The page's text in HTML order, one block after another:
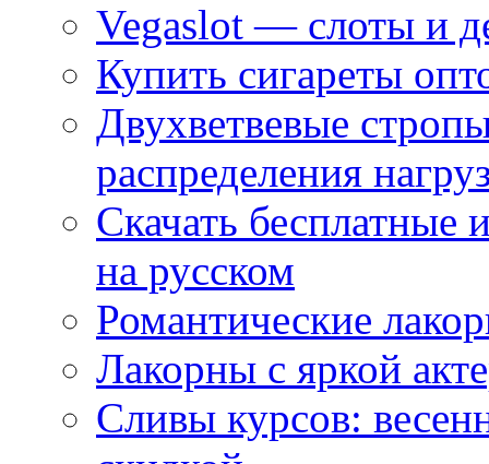
Vegaslot — слоты и
Купить сигареты
Двухветвевые
распределения
Скачать
на русском
Романтические
Лакорны с яркой
Сливы курсов: